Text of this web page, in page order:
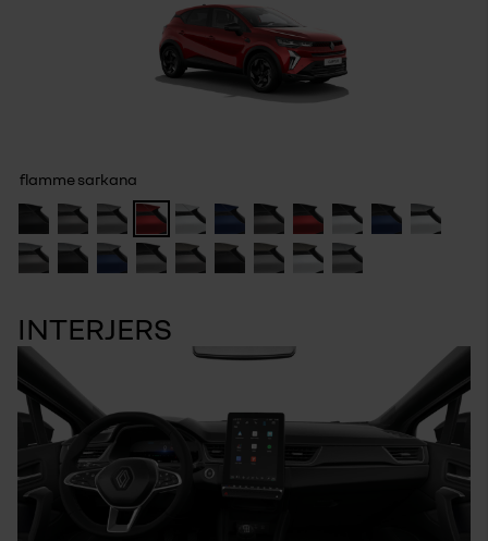
flamme sarkana
INTERJERS